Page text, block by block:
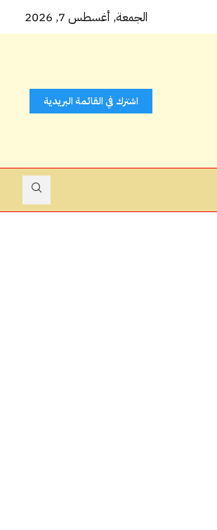
الجمعة, أغسطس 7, 2026
اشترك في القائمة البريدية